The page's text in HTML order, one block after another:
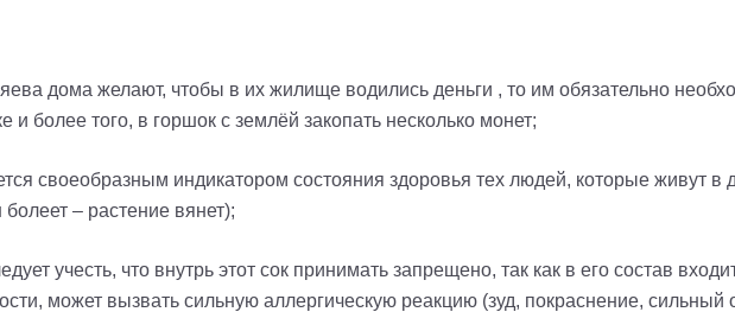
дома желают, чтобы в их жилище водились деньги , то им обязательно
и более того, в горшок с землёй закопать несколько монет;
своеобразным индикатором состояния здоровья тех людей, которые живут в
– растение вянет);
учесть, что внутрь этот сок принимать запрещено, так как в его состав
может вызвать сильную аллергическую реакцию (зуд, покраснение, сильный